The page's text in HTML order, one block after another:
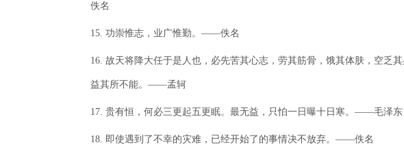
佚名
15. 功崇惟志，业广惟勤。——佚名
16. 故天将降大任于是人也，必先苦其心志，劳其筋骨，饿其体肤，空乏
益其所不能。——孟轲
17. 贵有恒，何必三更起五更眠。最无益，只怕一日曝十日寒。——毛泽东
18. 即使遇到了不幸的灾难，已经开始了的事情决不放弃。——佚名